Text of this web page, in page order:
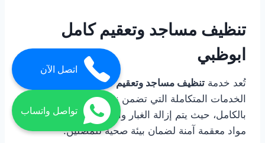
تنظيف مساجد وتعقيم كامل
ابوظبي
تُعد خدمة تنظيف مساجد وتعقيم كامل ابوظبي
الخدمات المتكاملة التي تضمن نظافة وتعقيم المسجد
بالكامل، حيث يتم إزالة الغبار والأوساخ والبقع واستخدام
مواد معقمة آمنة لضمان بيئة صحية للمصلين.
اتصل الآن
تواصل واتساب